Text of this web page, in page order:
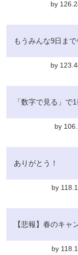
by
もうみんな9日ま
by
「数字で見る」で
by
ありがとう！
by
【悲報】春のキャ
by